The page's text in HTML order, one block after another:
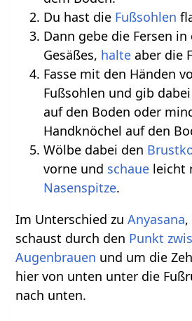
Du hast die Fußsohlen
Dann gebe die Fersen in
Gesäßes, halte aber die
Fasse mit den Händen
Fußsohlen und gib
auf den Boden oder
Handknöchel auf den
Wölbe dabei den
vorne und schaue leicht
Nasenspitze.
Im Unterschied zuAnyasana
schaust durch den Punkt
Augenbrauen und um die
hier von unten unter die
nach unten.